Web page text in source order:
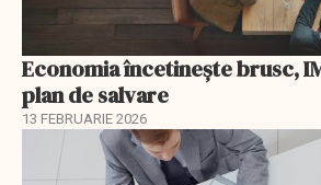
Economia încetinește brusc,
plan de salvare
13 FEBRUARIE 2026